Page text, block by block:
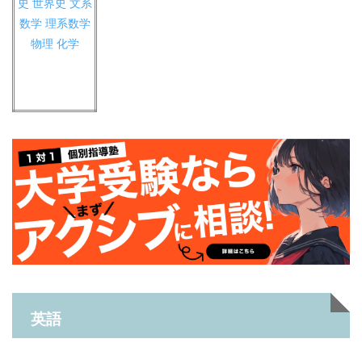
史 世界史 文系
数学 理系数学
物理 化学
英語